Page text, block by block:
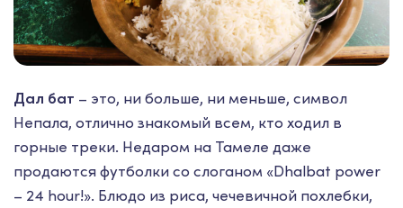
Дал бат – это, ни больше, ни меньше, символ
Непала, отлично знакомый всем, кто ходил в
горные треки. Недаром на Тамеле даже
продаются футболки со слоганом «Dhalbat power
– 24 hour!». Блюдо из риса, чечевичной похлебки,